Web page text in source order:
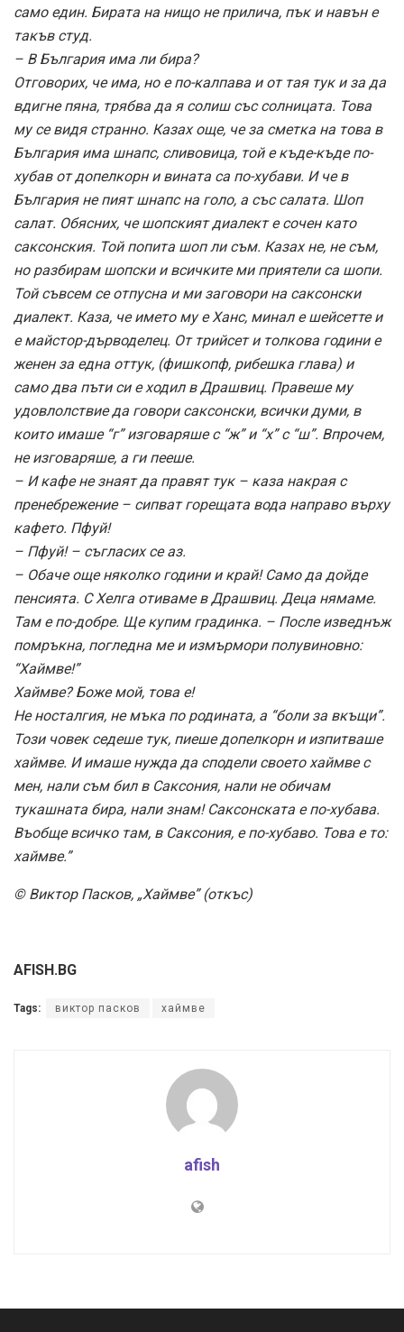
само един. Бирата на нищо не прилича, пък и навън е
такъв студ.
– В България има ли бира?
Отговорих, че има, но е по-калпава и от тая тук и за да
вдигне пяна, трябва да я солиш със солницата. Това
му се видя странно. Казах още, че за сметка на това в
България има шнапс, сливовица, той е къде-къде по-
хубав от допелкорн и вината са по-хубави. И че в
България не пият шнапс на голо, а със салата. Шоп
салат. Обясних, че шопският диалект е сочен като
саксонския. Той попита шоп ли съм. Казах не, не съм,
но разбирам шопски и всичките ми приятели са шопи.
Той съвсем се отпусна и ми заговори на саксонски
диалект. Каза, че името му е Ханс, минал е шейсетте и
е майстор-дърводелец. От трийсет и толкова години е
женен за една оттук, (фишкопф, рибешка глава) и
само два пъти си е ходил в Драшвиц. Правеше му
удовлолствие да говори саксонски, всички думи, в
които имаше “г” изговаряше с “ж” и “х” с “ш”. Впрочем,
не изговаряше, а ги пееше.
– И кафе не знаят да правят тук – каза накрая с
пренебрежение – сипват горещата вода направо върху
кафето. Пфуй!
– Пфуй! – съгласих се аз.
– Обаче още няколко години и край! Само да дойде
пенсията. С Хелга отиваме в Драшвиц. Деца нямаме.
Там е по-добре. Ще купим градинка. – После изведнъж
помръкна, погледна ме и измърмори полувиновно:
“Хаймве!”
Хаймве? Боже мой, това е!
Не носталгия, не мъка по родината, а “боли за вкъщи”.
Този човек седеше тук, пиеше допелкорн и изпитваше
хаймве. И имаше нужда да сподели своето хаймве с
мен, нали съм бил в Саксония, нали не обичам
тукашната бира, нали знам! Саксонската е по-хубава.
Въобще всичко там, в Саксония, е по-хубаво. Това е то:
хаймве.”
© Виктор Пасков, „Хаймве” (откъс)
AFISH.BG
Tags: виктор пасков хаймве
afish